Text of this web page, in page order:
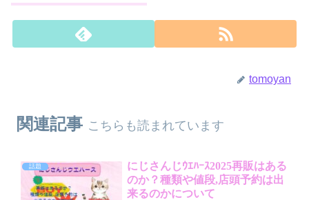
tomoyan
関連記事 こちらも読まれています
話題
にじさんじｳｴﾊｰｽ2025再販はある
のか？種類や値段,店頭予約は出
来るのかについて